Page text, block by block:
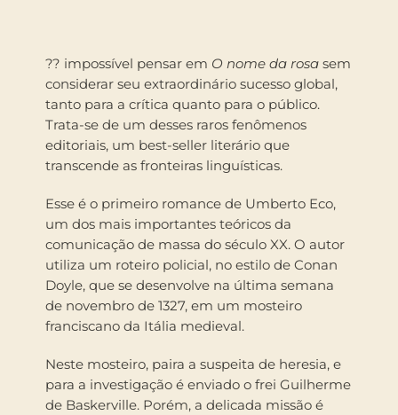
?? impossível pensar em O nome da rosa sem
considerar seu extraordinário sucesso global,
tanto para a crítica quanto para o público.
Trata-se de um desses raros fenômenos
editoriais, um best-seller literário que
transcende as fronteiras linguísticas.
Esse é o primeiro romance de Umberto Eco,
um dos mais importantes teóricos da
comunicação de massa do século XX. O autor
utiliza um roteiro policial, no estilo de Conan
Doyle, que se desenvolve na última semana
de novembro de 1327, em um mosteiro
franciscano da Itália medieval.
Neste mosteiro, paira a suspeita de heresia, e
para a investigação é enviado o frei Guilherme
de Baskerville. Porém, a delicada missão é